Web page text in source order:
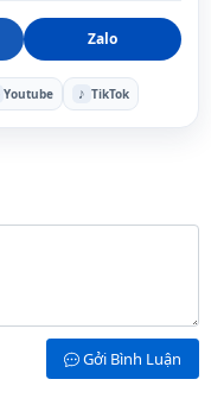
Zalo
Youtube ♪ TikTok
Gởi Bình Luận